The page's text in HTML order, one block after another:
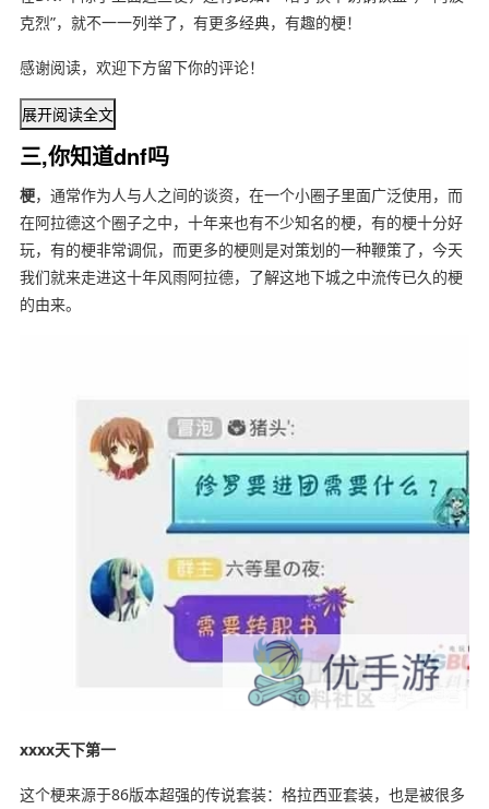
克烈”，就不一一列举了，有更多经典，有趣的梗！
感谢阅读，欢迎下方留下你的评论！
展开阅读全文
三,你知道dnf吗
梗，通常作为人与人之间的谈资，在一个小圈子里面广泛使用，而
在阿拉德这个圈子之中，十年来也有不少知名的梗，有的梗十分好
玩，有的梗非常调侃，而更多的梗则是对策划的一种鞭策了，今天
我们就来走进这十年风雨阿拉德，了解这地下城之中流传已久的梗
的由来。
xxxx天下第一
这个梗来源于86版本超强的传说套装：格拉西亚套装，也是被很多